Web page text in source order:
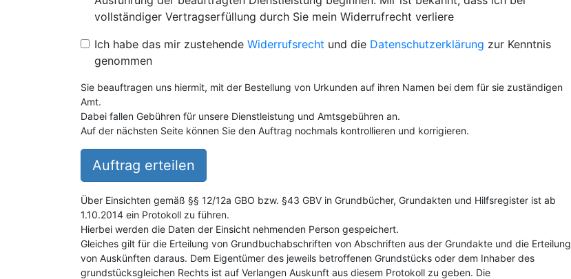
vollständiger Vertragserfüllung durch Sie mein Widerrufrecht verliere
Ich habe das mir zustehende Widerrufsrecht und die Datenschutzerklärung zur Kenntnis
genommen
Sie beauftragen uns hiermit, mit der Bestellung von Urkunden auf ihren Namen bei dem für sie zuständigen
Amt.
Dabei fallen Gebühren für unsere Dienstleistung und Amtsgebühren an.
Auf der nächsten Seite können Sie den Auftrag nochmals kontrollieren und korrigieren.
Auftrag erteilen
Über Einsichten gemäß §§ 12/12a GBO bzw. §43 GBV in Grundbücher, Grundakten und Hilfsregister ist ab
1.10.2014 ein Protokoll zu führen.
Hierbei werden die Daten der Einsicht nehmenden Person gespeichert.
Gleiches gilt für die Erteilung von Grundbuchabschriften von Abschriften aus der Grundakte und die Erteilung
von Auskünften daraus. Dem Eigentümer des jeweils betroffenen Grundstücks oder dem Inhaber des
grundstücksgleichen Rechts ist auf Verlangen Auskunft aus diesem Protokoll zu geben. Die